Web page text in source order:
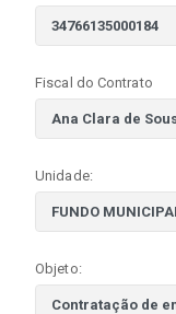
Fiscal do Contrato
Unidade:
Objeto: